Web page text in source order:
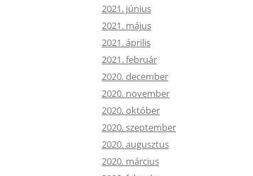
2021. június
2021. május
2021. április
2021. február
2020. december
2020. november
2020. október
2020. szeptember
2020. augusztus
2020. március